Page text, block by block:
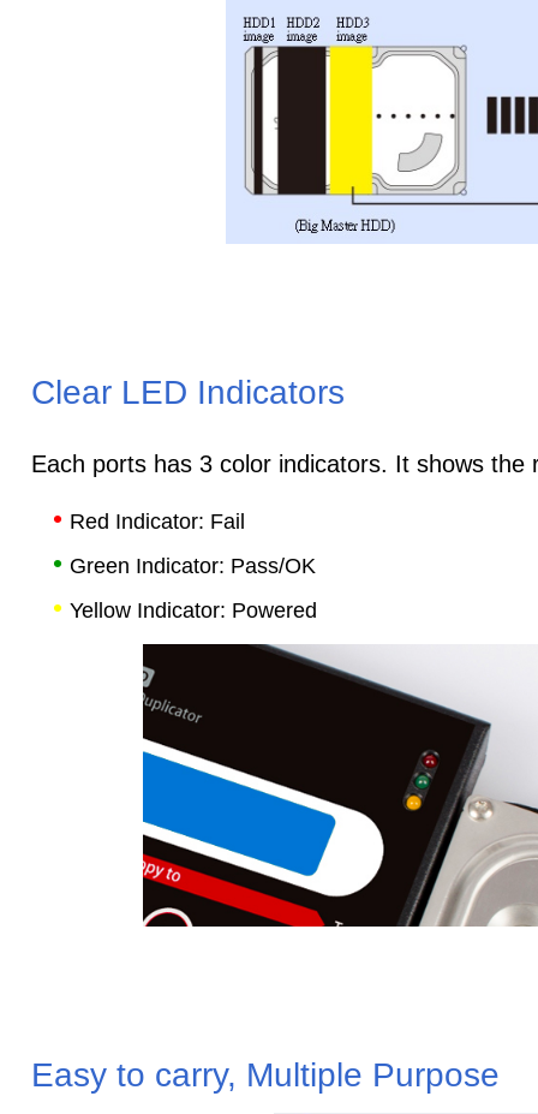
Clear LED Indicators
Each ports has 3 color indicators. It shows
• Red Indicator: Fail
• Green Indicator: Pass/OK
• Yellow Indicator: Powered
Easy to carry, Multiple Purpose